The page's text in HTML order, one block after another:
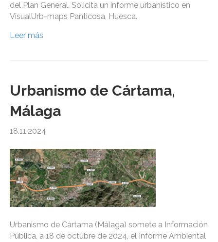
del Plan General. Solicita un informe urbanístico en
VisualUrb-maps Panticosa, Huesca.
Leer más
Urbanismo de Cártama,
Málaga
18.11.2024
Urbanismo de Cártama (Málaga) somete a Información
Pública, a 18 de octubre de 2024, el Informe Ambiental